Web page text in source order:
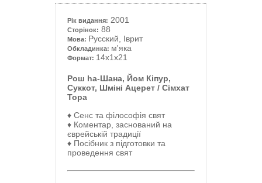
Рік видання: 2001
Сторінок: 88
Мова: Русский, Іврит
Обкладинка: м'яка
Формат: 14x1x21
Рош hа-Шана, Йом Кіпур,
Суккот, Шміні Ацерет / Сімхат
Тора
♦ Сенс та філософія свят
♦ Коментар, заснований на
єврейській традиції
♦ Посібник з підготовки та
проведення свят